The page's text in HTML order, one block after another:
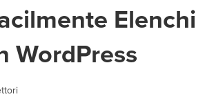
Elenchi
WordPress